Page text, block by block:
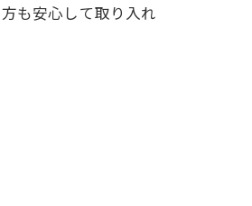
も安心して取り入れ